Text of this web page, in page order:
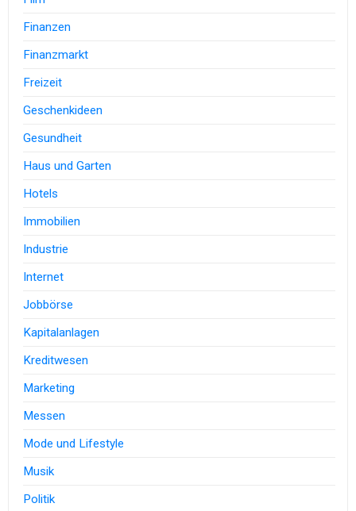
Finanzen
Finanzmarkt
Freizeit
Geschenkideen
Gesundheit
Haus und Garten
Hotels
Immobilien
Industrie
Internet
Jobbörse
Kapitalanlagen
Kreditwesen
Marketing
Messen
Mode und Lifestyle
Musik
Politik